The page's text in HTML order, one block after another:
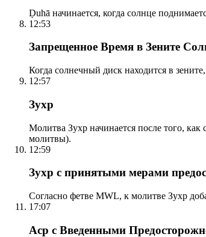
Ḍuhā начинается, когда солнце
12:53
Запрещенное Время в Зените
Когда солнечный диск находится в
12:57
Зухр
Молитва Зухр начинается после того,
молитвы).
12:59
Зухр с принятыми мерами
Согласно фетве MWL, к молитве Зухр
17:07
Аср с Введенными